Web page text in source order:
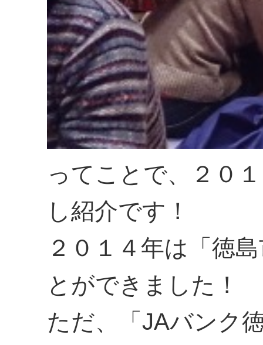
ってことで、２０
し紹介です！
２０１４年は「徳
とができました！
ただ、「JAバンク